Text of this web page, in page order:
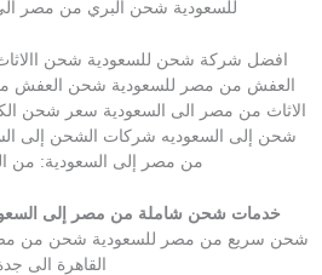
للسعودية شحن البري من مصر
افضل شركة شحن للسعودية شحن
العفش من مصر للسعودية شحن العفش
الاثاث من مصر الى السعودية سعر شحن
شحن إلى السعوديه شركات الشحن إلى
من مصر إلى السعودية: من
خدمات شحن شاملة من مصر إلى
شحن سريع من مصر للسعودية شحن من
القاهرة الى